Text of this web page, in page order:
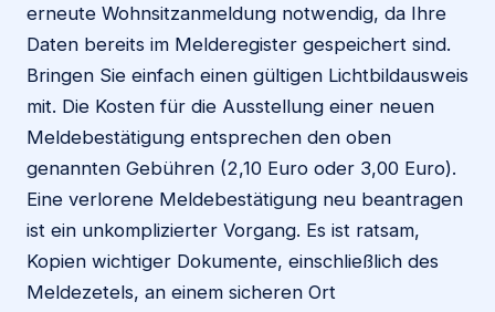
erneute Wohnsitzanmeldung notwendig, da Ihre
Daten bereits im Melderegister gespeichert sind.
Bringen Sie einfach einen gültigen Lichtbildausweis
mit. Die Kosten für die Ausstellung einer neuen
Meldebestätigung entsprechen den oben
genannten Gebühren (2,10 Euro oder 3,00 Euro).
Eine verlorene Meldebestätigung neu beantragen
ist ein unkomplizierter Vorgang. Es ist ratsam,
Kopien wichtiger Dokumente, einschließlich des
Meldezetels, an einem sicheren Ort